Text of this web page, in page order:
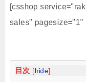
[csshop
sales" pagesize="1"
目次 [ hide]